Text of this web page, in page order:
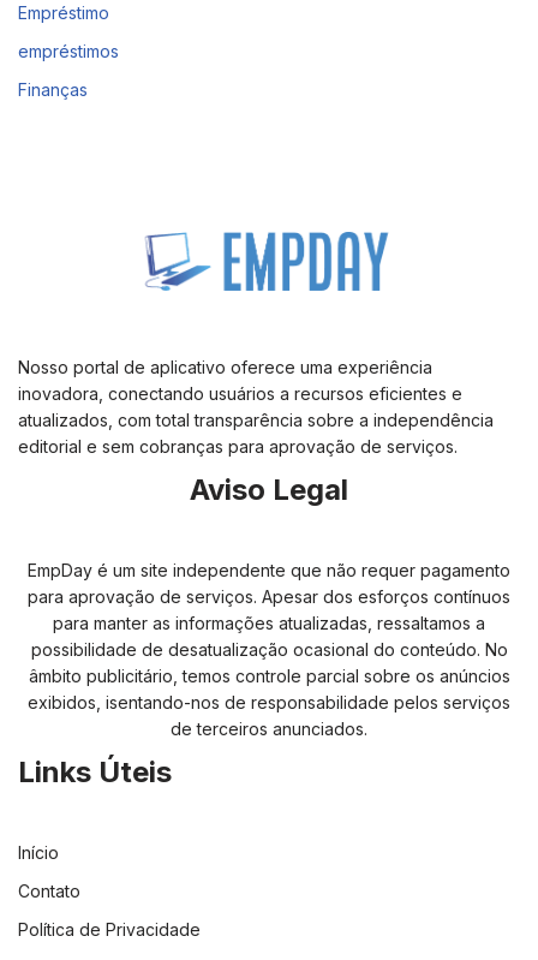
Empréstimo
empréstimos
Finanças
Nosso portal de aplicativo oferece uma experiência
inovadora, conectando usuários a recursos eficientes e
atualizados, com total transparência sobre a independência
editorial e sem cobranças para aprovação de serviços.
Aviso Legal
EmpDay é um site independente que não requer pagamento
para aprovação de serviços. Apesar dos esforços contínuos
para manter as informações atualizadas, ressaltamos a
possibilidade de desatualização ocasional do conteúdo. No
âmbito publicitário, temos controle parcial sobre os anúncios
exibidos, isentando-nos de responsabilidade pelos serviços
de terceiros anunciados.
Links Úteis
Início
Contato
Política de Privacidade